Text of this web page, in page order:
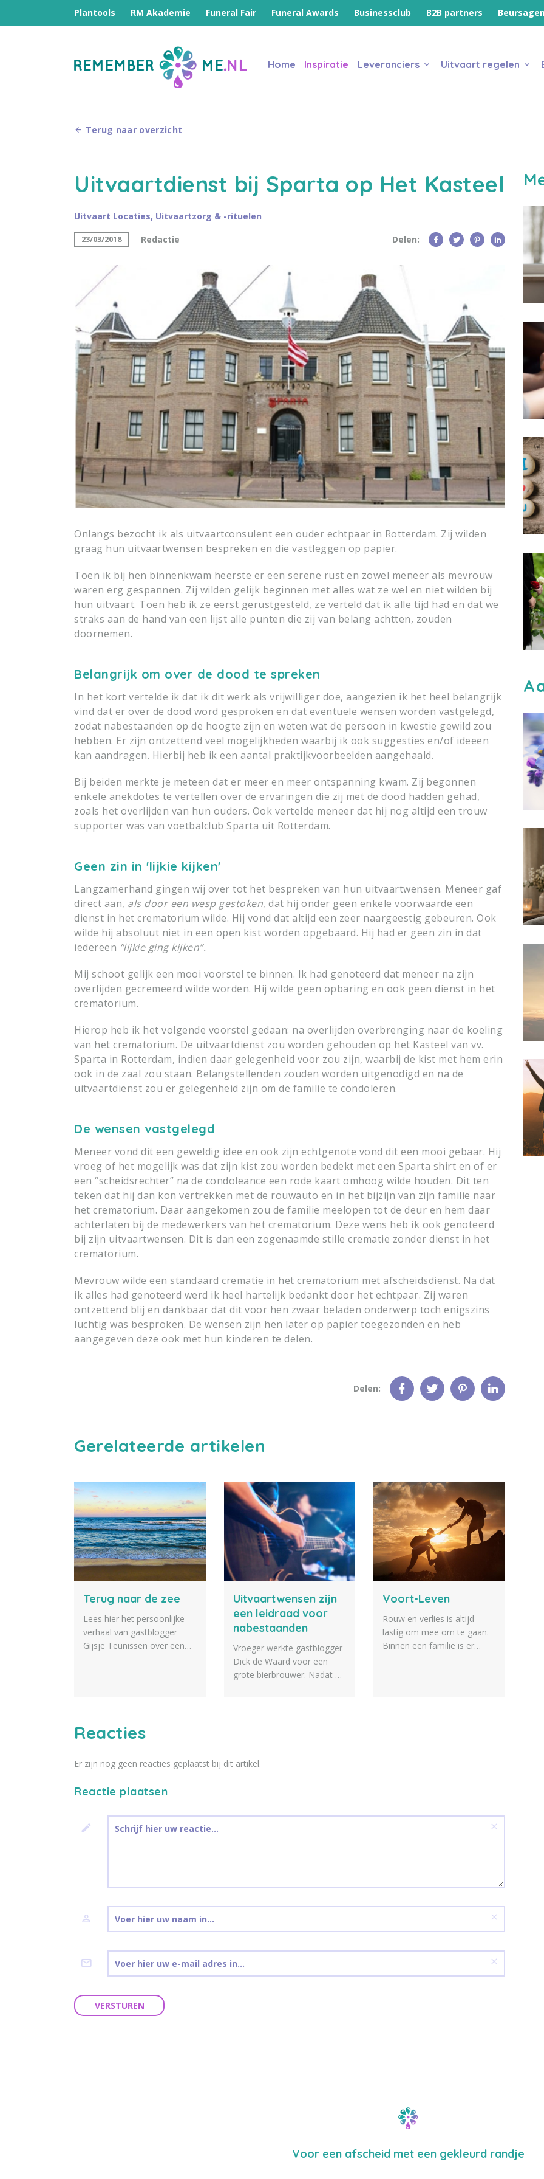
Plantools RM Akademie Funeral Fair Funeral Awards Businessclub B2B partners
Home Inspiratie Leveranciers Uitvaart regelen
Terug naar overzicht
Uitvaartdienst bij Sparta op Het Kasteel
Uitvaart Locaties, Uitvaartzorg & -rituelen
23/03/2018 Redactie Delen:
Onlangs bezocht ik als uitvaartconsulent een ouder echtpaar in Rotterdam. Zij wilden
graag hun uitvaartwensen bespreken en die vastleggen op papier.
Toen ik bij hen binnenkwam heerste er een serene rust en zowel meneer als mevrouw
waren erg gespannen. Zij wilden gelijk beginnen met alles wat ze wel en niet wilden bij
hun uitvaart. Toen heb ik ze eerst gerustgesteld, ze verteld dat ik alle tijd had en dat we
straks aan de hand van een lijst alle punten die zij van belang achtten, zouden
doornemen.
Belangrijk om over de dood te spreken
In het kort vertelde ik dat ik dit werk als vrijwilliger doe, aangezien ik het heel belangrijk
vind dat er over de dood word gesproken en dat eventuele wensen worden vastgelegd,
zodat nabestaanden op de hoogte zijn en weten wat de persoon in kwestie gewild zou
hebben. Er zijn ontzettend veel mogelijkheden waarbij ik ook suggesties en/of ideeën
kan aandragen. Hierbij heb ik een aantal praktijkvoorbeelden aangehaald.
Bij beiden merkte je meteen dat er meer en meer ontspanning kwam. Zij begonnen
enkele anekdotes te vertellen over de ervaringen die zij met de dood hadden gehad,
zoals het overlijden van hun ouders. Ook vertelde meneer dat hij nog altijd een trouw
supporter was van voetbalclub Sparta uit Rotterdam.
Geen zin in 'lijkie kijken'
Langzamerhand gingen wij over tot het bespreken van hun uitvaartwensen. Meneer gaf
direct aan, als door een wesp gestoken, dat hij onder geen enkele voorwaarde een
dienst in het crematorium wilde. Hij vond dat altijd een zeer naargeestig gebeuren. Ook
wilde hij absoluut niet in een open kist worden opgebaard. Hij had er geen zin in dat
iedereen “lijkie ging kijken”.
Mij schoot gelijk een mooi voorstel te binnen. Ik had genoteerd dat meneer na zijn
overlijden gecremeerd wilde worden. Hij wilde geen opbaring en ook geen dienst in het
crematorium.
Hierop heb ik het volgende voorstel gedaan: na overlijden overbrenging naar de koeling
van het crematorium. De uitvaartdienst zou worden gehouden op het Kasteel van vv.
Sparta in Rotterdam, indien daar gelegenheid voor zou zijn, waarbij de kist met hem erin
ook in de zaal zou staan. Belangstellenden zouden worden uitgenodigd en na de
uitvaartdienst zou er gelegenheid zijn om de familie te condoleren.
De wensen vastgelegd
Meneer vond dit een geweldig idee en ook zijn echtgenote vond dit een mooi gebaar. Hij
vroeg of het mogelijk was dat zijn kist zou worden bedekt met een Sparta shirt en of er
een “scheidsrechter” na de condoleance een rode kaart omhoog wilde houden. Dit ten
teken dat hij dan kon vertrekken met de rouwauto en in het bijzijn van zijn familie naar
het crematorium. Daar aangekomen zou de familie meelopen tot de deur en hem daar
achterlaten bij de medewerkers van het crematorium. Deze wens heb ik ook genoteerd
bij zijn uitvaartwensen. Dit is dan een zogenaamde stille crematie zonder dienst in het
crematorium.
Mevrouw wilde een standaard crematie in het crematorium met afscheidsdienst. Na dat
ik alles had genoteerd werd ik heel hartelijk bedankt door het echtpaar. Zij waren
ontzettend blij en dankbaar dat dit voor hen zwaar beladen onderwerp toch enigszins
luchtig was besproken. De wensen zijn hen later op papier toegezonden en heb
aangegeven deze ook met hun kinderen te delen.
Delen:
Gerelateerde artikelen
Terug naar de zee
Lees hier het persoonlijke
verhaal van gastblogger
Gijsje Teunissen over een
Uitvaartwensen zijn
een leidraad voor
nabestaanden
Vroeger werkte gastblogger
Dick de Waard voor een
grote bierbrouwer. Nadat hij
'Uitvaartwensen zijn een
Voort-Leven
Rouw en verlies is altijd
lastig om mee om te gaan.
Binnen een familie is er
Reacties
Er zijn nog geen reacties geplaatst bij dit artikel.
Reactie plaatsen
VERSTUREN
Voor een afscheid met een gekleurd randje